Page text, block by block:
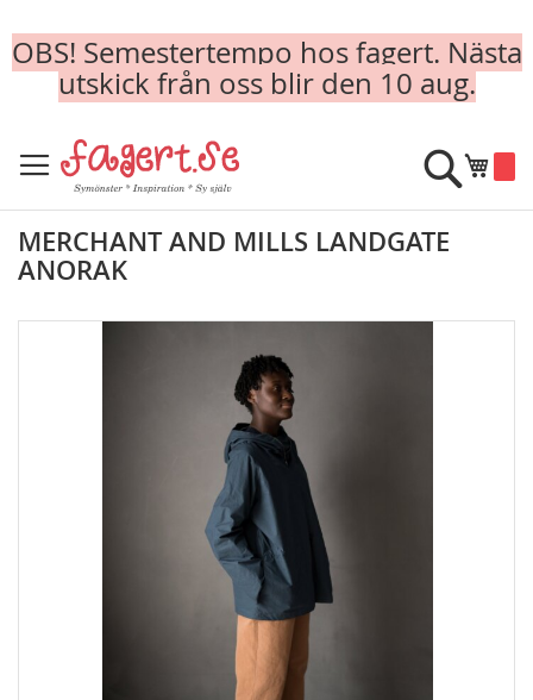
OBS! Semestertempo hos fagert. Nästa
utskick från oss blir den 10 aug.
to
Content
Min
Sök
MERCHANT AND MILLS LANDGATE
ANORAK